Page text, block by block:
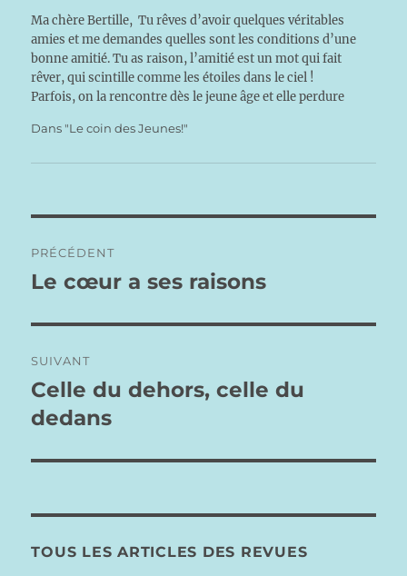
Ma chère Bertille, Tu rêves d’avoir quelques véritables
amies et me demandes quelles sont les conditions d’une
bonne amitié. Tu as raison, l’amitié est un mot qui fait
rêver, qui scintille comme les étoiles dans le ciel !
Parfois, on la rencontre dès le jeune âge et elle perdure
Dans "Le coin des Jeunes!"
de
PRÉCÉDENT
Publication
Le cœur a ses raisons
SUIVANT
Publication
suivante :
Celle du dehors, celle du
dedans
TOUS LES ARTICLES DES REVUES